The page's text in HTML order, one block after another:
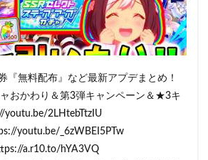
『無料配布』など最新アプデまとめ！
おかわり＆第3弾キャンペーン＆★3キ
2LHtebTtzIU
youtu.be/_6zWBEI5PTw
a.r10.to/hYA3VQ